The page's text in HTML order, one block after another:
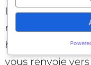
La fonctionnalité
remplace‑t‑elle
hiérarchise ce
vous renvoie